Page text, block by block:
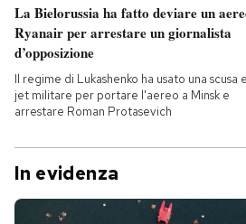
La Bielorussia ha fatto deviare un
Ryanair per arrestare un giornalista
d’opposizione
Il regime di Lukashenko ha usato una scusa
jet militare per portare l'aereo a Minsk e
arrestare Roman Protasevich
In evidenza